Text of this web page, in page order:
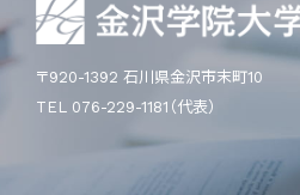
〒920-1392 石川県金沢市末町10
TEL 076-229-1181（代表）